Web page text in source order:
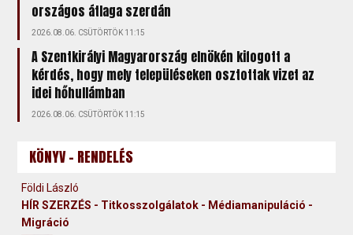
országos átlaga szerdán
2026.08.06. CSÜTÖRTÖK 11:15
A Szentkirályi Magyarország elnökén kifogott a
kérdés, hogy mely településeken osztottak vizet az
idei hőhullámban
2026.08.06. CSÜTÖRTÖK 11:15
KÖNYV - RENDELÉS
Földi László
HÍR SZERZÉS - Titkosszolgálatok - Médiamanipuláció -
Migráció